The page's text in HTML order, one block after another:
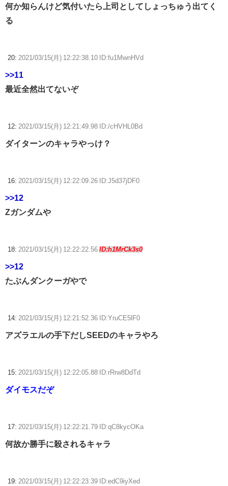
何か知らんけど気付いたら上司としてしょっちゅう出てく
る
20: 2021/03/15(月) 12:22:38.10 ID:fu1MwnHVd
>>11
最近全然出てないぞ
12: 2021/03/15(月) 12:21:49.98 ID:/cHVHL0Bd
ダイターンのキャラやっけ？
16: 2021/03/15(月) 12:22:09.26 ID:J5d37jDF0
>>12
Zガンダムや
18: 2021/03/15(月) 12:22:22.56 ID:h1MrCk3s0
>>12
たぶんダンクーガやで
14: 2021/03/15(月) 12:21:52.36 ID:YruCE5lF0
アズラエルの手下だしSEEDのキャラやろ
15: 2021/03/15(月) 12:22:05.88 ID:rRrw8DdTd
ダイモスだぞ
17: 2021/03/15(月) 12:22:21.79 ID:qC8kycOKa
何故か勝手に殺されるキャラ
19: 2021/03/15(月) 12:22:23.39 ID:edC9iyXed